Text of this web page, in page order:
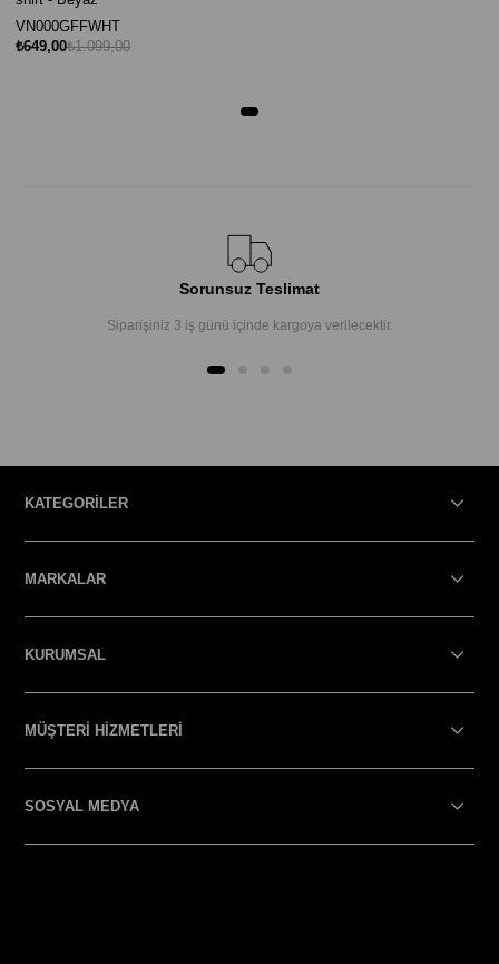
VN000GFFWHT
₺649,00₺1.099,00
Sorunsuz Teslimat
Siparişiniz 3 iş günü içinde kargoya verilecektir.
KATEGORİLER
MARKALAR
KURUMSAL
MÜŞTERİ HİZMETLERİ
SOSYAL MEDYA